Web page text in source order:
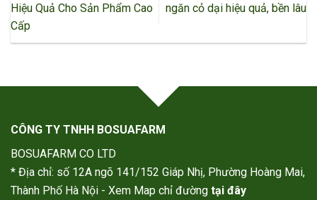
Hiệu Quả Cho Sản Phẩm Cao
Cấp
ngăn cỏ dại hiệu quả, bền lâu
CÔNG TY TNHH BOSUAFARM
BOSUAFARM CO LTD
* Địa chỉ: số 12A ngõ 141/152 Giáp Nhị, Phường Hoàng Mai,
Thành Phố Hà Nội - Xem Map chỉ đường tại đây